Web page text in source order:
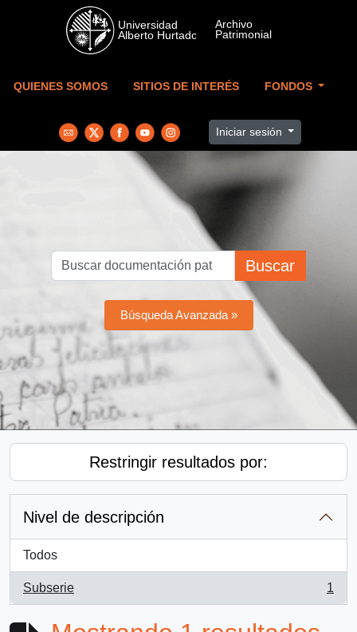
Skip to main content
QUIENES SOMOS SITIOS DE INTERÉS FONDOS
Iniciar sesión
Buscar
Búsqueda Avanzada »
Restringir resultados por:
Nivel de descripción
Todos
Subserie
, 1 resultados
1